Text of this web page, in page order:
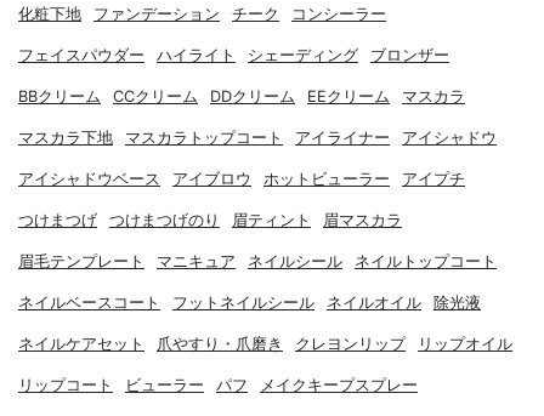
化粧下地 ファンデーション チーク コンシーラー
フェイスパウダー ハイライト シェーディング ブロンザー
BBクリーム CCクリーム DDクリーム EEクリーム マスカラ
マスカラ下地 マスカラトップコート アイライナー アイシャドウ
アイシャドウベース アイブロウ ホットビューラー アイプチ
つけまつげ つけまつげのり 眉ティント 眉マスカラ
眉毛テンプレート マニキュア ネイルシール ネイルトップコート
ネイルベースコート フットネイルシール ネイルオイル 除光液
ネイルケアセット 爪やすり・爪磨き クレヨンリップ リップオイル
リップコート ビューラー パフ メイクキープスプレー